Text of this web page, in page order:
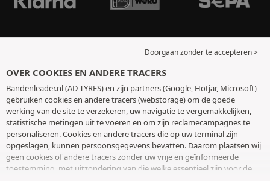
Doorgaan zonder te accepteren >
OVER COOKIES EN ANDERE TRACERS
Bandenleader.nl (AD TYRES) en zijn partners (Google, Hotjar, Microsoft)
gebruiken cookies en andere tracers (webstorage) om de goede
werking van de site te verzekeren, uw navigatie te vergemakkelijken,
statistische metingen uit te voeren en om zijn reclamecampagnes te
personaliseren. Cookies en andere tracers die op uw terminal zijn
opgeslagen, kunnen persoonsgegevens bevatten. Daarom plaatsen wij
geen cookies of andere tracers zonder uw vrije en geïnformeerde
toestemming, met uitzondering van die welke essentieel zijn voor de